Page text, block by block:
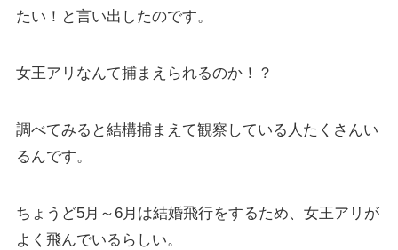
たい！と言い出したのです。
女王アリなんて捕まえられるのか！？
調べてみると結構捕まえて観察している人たくさんい
るんです。
ちょうど5月～6月は結婚飛行をするため、女王アリが
よく飛んでいるらしい。